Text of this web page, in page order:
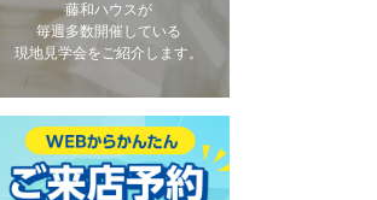
藤和ハウスが
毎週多数開催している
現地見学会をご紹介します。